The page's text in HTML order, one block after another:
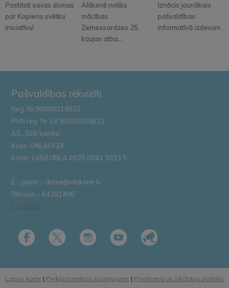
Pastāsti savas domas
par Kopienu svētku
iniciatīvu!
Alūksnē notiks
mācības
Zemessardzes 25.
kaujas atba...
Iznācis jaunākais
pašvaldības
informatīvā izdevum...
Pašvaldības rekvizīti
Reģ. Nr.90000018622
PVN reģ. Nr. LV 90000018622
AS „SEB banka”
Kods: UNLALV2X
Konts: LV58 UNLA 0025 0041 3033 5
E – pasts – dome@aluksne.lv
Tālrunis – 64381496
E-adrese
Lapas karte | Piekļūstamības paziņojums | Privātuma un sīkdatņu politika